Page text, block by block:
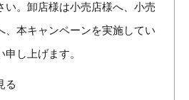
い。卸店様は小売店様へ、小売
、本キャンペーンを実施してい
し上げます。
る